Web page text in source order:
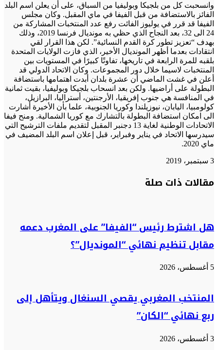
وانسحبت كل من بلجيكا وبوليفيا من السباق، على أن يعلن اسم البلد
الفائز بالاستضافة من قبل الفيفا في ماي المقبل. وكان مجلس
الفيفا قد قرر في يوليوز الفائت رفع عدد المنتخبات المشاركة من
24 الى 32، بعد النجاح الذي حظي به مونديال فرنسا 2019، وذلك
بهدف “تعزيز تطور كرة القدم النسائية”. لكن هذا القرار لقي
انتقادات بعدما أظهر المونديال الأخير، الذي فازت الولايات المتحدة
بلقبه للمرة الرابعة في تاريخها، تفاوتًا كبيرًا في المستويات بين
المنتخبات لاسيما خلال دور المجموعات. وكان الاتحاد الدولي قد
أعلن في غشت الماضي أن عشرة بلدان أبدت اهتمامها باستضافة
البطولة على أراضيها. ولكن بعد انسحاب بلجيكا وبوليفيا، بقيت ثمانية
في المنافسة هي جنوب إفريقيا، الأرجنتين، أستراليا، البرازيل،
كولومبيا، اليابان، نيوزيلندا وكوريا الجنوبية، علما بأن الأخيرة أشارت
الى امكان استضافة البطولة بالتشارك مع كوريا الشمالية. ومنح فيفا
الاتحادات الوطنية لغاية 13 دجنبر المقبل لتقديم ملفات الترشيح التي
سيدرسها الاتحاد في يناير وفبراير، قبل إعلان اسم البلد المضيف في
ماي 2020.
3 سبتمبر، 2019
عبر
البريد
مقالات ذات صلة
هل اشترط رئيس “الفيفا” على المغرب دعمه
مقابل تنظيم نهائي “المونديال”؟
5 أغسطس، 2026
المنتخب المغربي يقصي السنغال ويتأهل إلى
ربع نهائي “الكان”
3 أغسطس، 2026